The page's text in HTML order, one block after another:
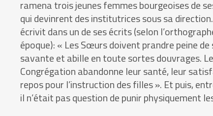
ramena trois jeunes femmes bourgeoises de
qui devinrent des institutrices sous sa direction.
écrivit dans un de ses écrits (selon
époque): « Les Sœurs doivent prandre peine de
savante et abille en toute sortes douvrages.
Congrégation abandonne leur santé, leur
repos pour l’instruction des filles ». Et puis,
il n’était pas question de punir physiquement